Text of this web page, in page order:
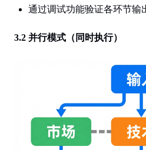
通过调试功能验证各环节输
3.2 并行模式（同时执行）